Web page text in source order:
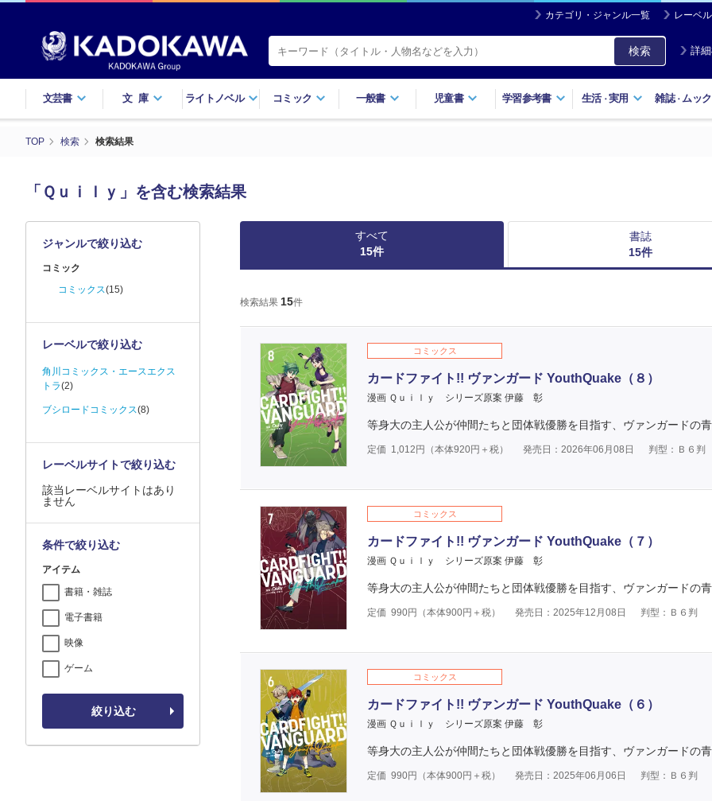
カテゴリ・ジャンル一覧 レーベ
検索 詳
文芸書 文庫 ライトノベル コミック 一般書 児童書 学習参考書 生活・実用 雑誌・ ムック
TOP 検索 検索結果
「Ｑｕｉｌｙ」を含む検索結果
すべて
15件
書誌
15件
検索結果 15件
コミックス
カードファイト!! ヴァンガード YouthQuake（８）
漫画 Ｑｕｉｌｙ シリーズ原案 伊藤 彰
等身大の主人公が仲間たちと団体戦優勝を目指す、ヴァンガードの青
定価 1,012 円（本体920円＋税） 発売日：2026年06月08日 判型：Ｂ６判
コミックス
カードファイト!! ヴァンガード YouthQuake（７）
漫画 Ｑｕｉｌｙ シリーズ原案 伊藤 彰
等身大の主人公が仲間たちと団体戦優勝を目指す、ヴァンガードの青
定価 990円（本体900円＋税） 発売日：2025年12月08日 判型：Ｂ６判
コミックス
カードファイト!! ヴァンガード YouthQuake（６）
漫画 Ｑｕｉｌｙ シリーズ原案 伊藤 彰
等身大の主人公が仲間たちと団体戦優勝を目指す、ヴァンガードの青
定価 990円（本体900円＋税） 発売日：2025年06月06日 判型：Ｂ６判
ジャンルで絞り込む
コミック
コミックス(15)
レーベルで絞り込む
角川コミックス・エースエクス
トラ(2)
ブシロードコミックス(8)
レーベルサイトで絞り込む
該当レーベルサイトはあり
ません
条件で絞り込む
アイテム
書籍・雑誌
電子書籍
映像
ゲーム
絞り込む